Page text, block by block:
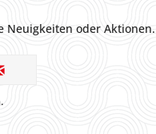
Neuigkeiten oder Aktionen.